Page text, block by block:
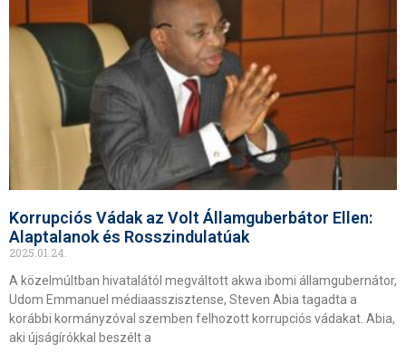
Korrupciós Vádak az Volt Államguberbátor Ellen:
Alaptalanok és Rosszindulatúak
2025.01.24.
A közelmúltban hivatalától megváltott akwa ibomi államgubernátor,
Udom Emmanuel médiaasszisztense, Steven Abia tagadta a
korábbi kormányzóval szemben felhozott korrupciós vádakat. Abia,
aki újságírókkal beszélt a